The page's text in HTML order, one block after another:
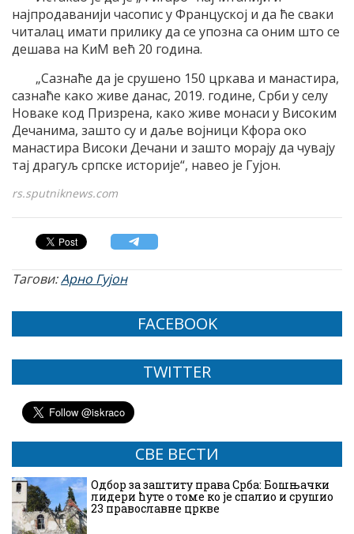
најпродаванији часопис у Француској и да ће сваки
читалац имати прилику да се упозна са оним што се
дешава на КиМ већ 20 година.
„Сазнаће да је срушено 150 цркава и манастира,
сазнаће како живе данас, 2019. године, Срби у селу
Новаке код Призрена, како живе монаси у Високим
Дечанима, зашто су и даље војници Кфора око
манастира Високи Дечани и зашто морају да чувају
тај драгуљ српске историје“, навео је Гујон.
rs.sputniknews.com
Тагови:Арно Гујон
FACEBOOK
TWITTER
СВЕ ВЕСТИ
Одбор за заштиту права Срба: Бошњачки
лидери ћуте о томе ко је спалио и срушио
23 православне цркве